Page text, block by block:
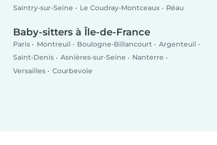
Saintry-sur-Seine
Le Coudray-Montceaux Réau
Baby-sitters à Île-de-France
Paris Montreuil Boulogne-Billancourt
Argenteuil
Saint-Denis
Asnières-sur-Seine
Nanterre
Versailles
Courbevoie